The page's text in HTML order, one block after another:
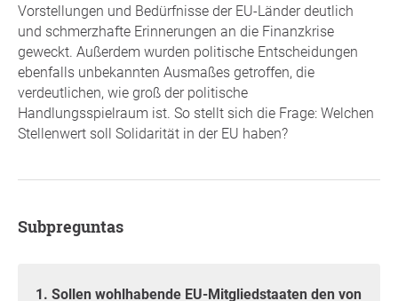
Vorstellungen und Bedürfnisse der EU-Länder deutlich
und schmerzhafte Erinnerungen an die Finanzkrise
geweckt. Außerdem wurden politische Entscheidungen
ebenfalls unbekannten Ausmaßes getroffen, die
verdeutlichen, wie groß der politische
Handlungsspielraum ist. So stellt sich die Frage: Welchen
Stellenwert soll Solidarität in der EU haben?
Subpreguntas
1. Sollen wohlhabende EU-Mitgliedstaaten den von